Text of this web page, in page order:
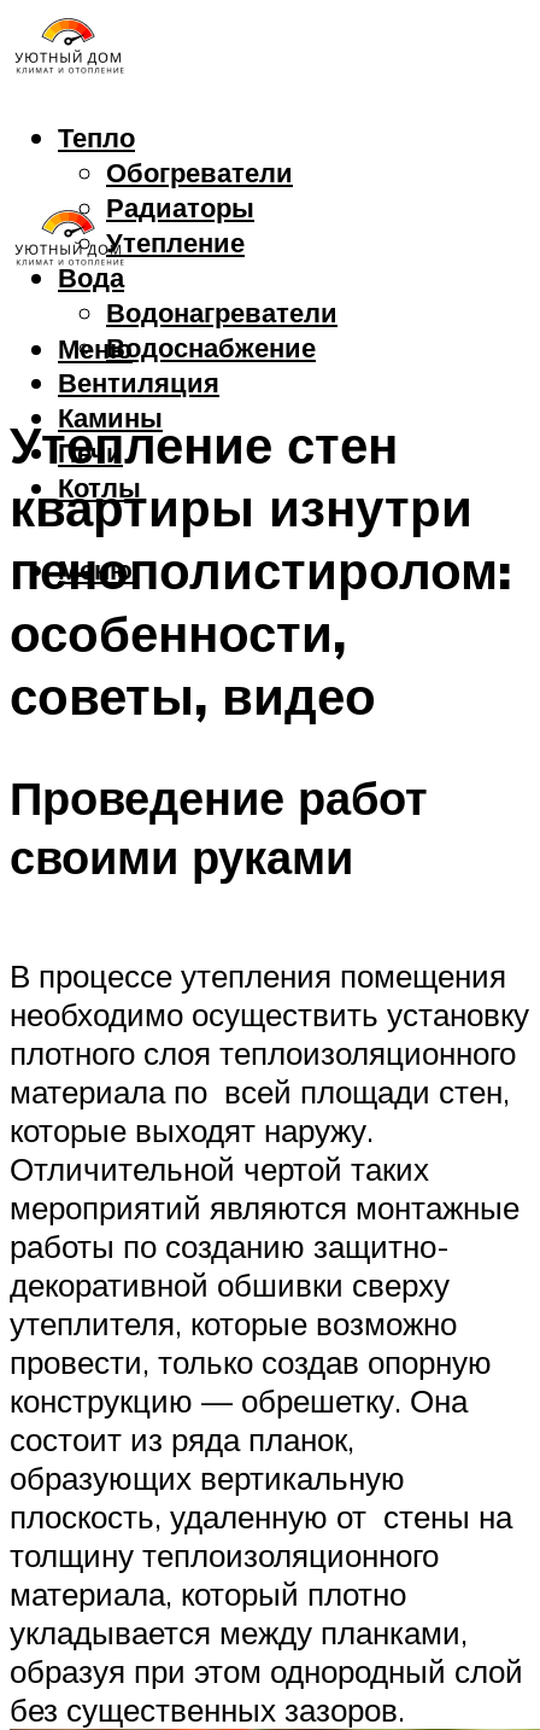
Тепло
Обогреватели
Радиаторы
Утепление
Вода
Водонагреватели
Водоснабжение
Вентиляция
Камины
Печи
Котлы
Меню
Меню
Утепление стен
квартиры изнутри
пенополистиролом:
особенности,
советы, видео
Проведение работ
своими руками
В процессе утепления помещения
необходимо осуществить установку
плотного слоя теплоизоляционного
материала по всей площади стен,
которые выходят наружу.
Отличительной чертой таких
мероприятий являются монтажные
работы по созданию защитно-
декоративной обшивки сверху
утеплителя, которые возможно
провести, только создав опорную
конструкцию — обрешетку. Она
состоит из ряда планок,
образующих вертикальную
плоскость, удаленную от стены на
толщину теплоизоляционного
материала, который плотно
укладывается между планками,
образуя при этом однородный слой
без существенных зазоров.